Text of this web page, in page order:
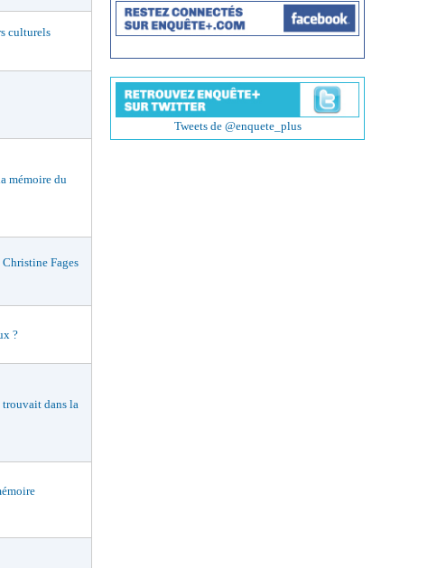
culturels
mémoire du
Fages
?
trouvait dans la
Tweets de @enquete_plus